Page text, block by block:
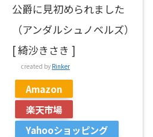
公爵に見初められました
（アンダルシュノベルズ）
[ 綺沙きさき ]
created by Rinker
Amazon
楽天市場
Yahooショッピング